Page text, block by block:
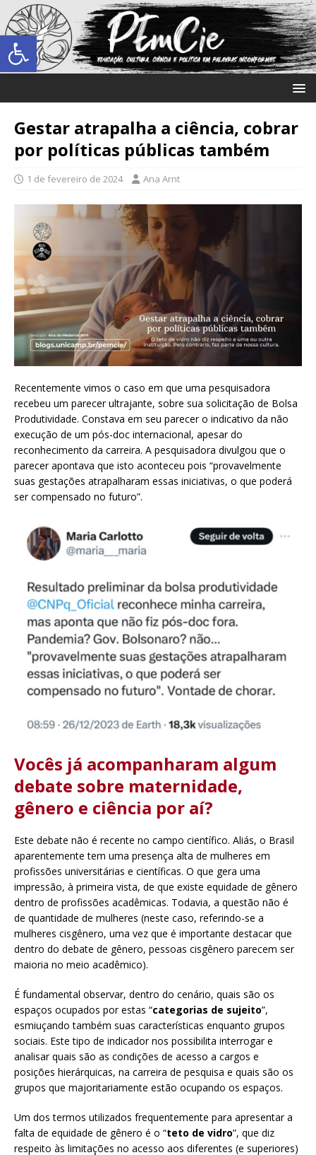
Abrir a barra de ferramentas
Gestar atrapalha a ciência, cobrar
por políticas públicas também
1 de fevereiro de 2024 Ana Arnt
Recentemente vimos o caso em que uma pesquisadora
recebeu um parecer ultrajante, sobre sua solicitação de Bolsa
Produtividade. Constava em seu parecer o indicativo da não
execução de um pós-doc internacional, apesar do
reconhecimento da carreira. A pesquisadora divulgou que o
parecer apontava que isto aconteceu pois “provavelmente
suas gestações atrapalharam essas iniciativas, o que poderá
ser compensado no futuro”.
Vocês já acompanharam algum
debate sobre maternidade,
gênero e ciência por aí?
Este debate não é recente no campo científico. Aliás, o Brasil
aparentemente tem uma presença alta de mulheres em
profissões universitárias e científicas. O que gera uma
impressão, à primeira vista, de que existe equidade de gênero
dentro de profissões acadêmicas. Todavia, a questão não é
de quantidade de mulheres (neste caso, referindo-se a
mulheres cisgênero, uma vez que é importante destacar que
dentro do debate de gênero, pessoas cisgênero parecem ser
maioria no meio acadêmico).
É fundamental observar, dentro do cenário, quais são os
espaços ocupados por estas “categorias de sujeito”,
esmiuçando também suas características enquanto grupos
sociais. Este tipo de indicador nos possibilita interrogar e
analisar quais são as condições de acesso a cargos e
posições hierárquicas, na carreira de pesquisa e quais são os
grupos que majoritariamente estão ocupando os espaços.
Um dos termos utilizados frequentemente para apresentar a
falta de equidade de gênero é o “teto de vidro”, que diz
respeito às limitações no acesso aos diferentes (e superiores)